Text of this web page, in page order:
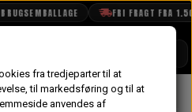
FRI FRAGT FRA
System Generator
fra tredjeparter til at
til markedsføring og til at
anvendes af